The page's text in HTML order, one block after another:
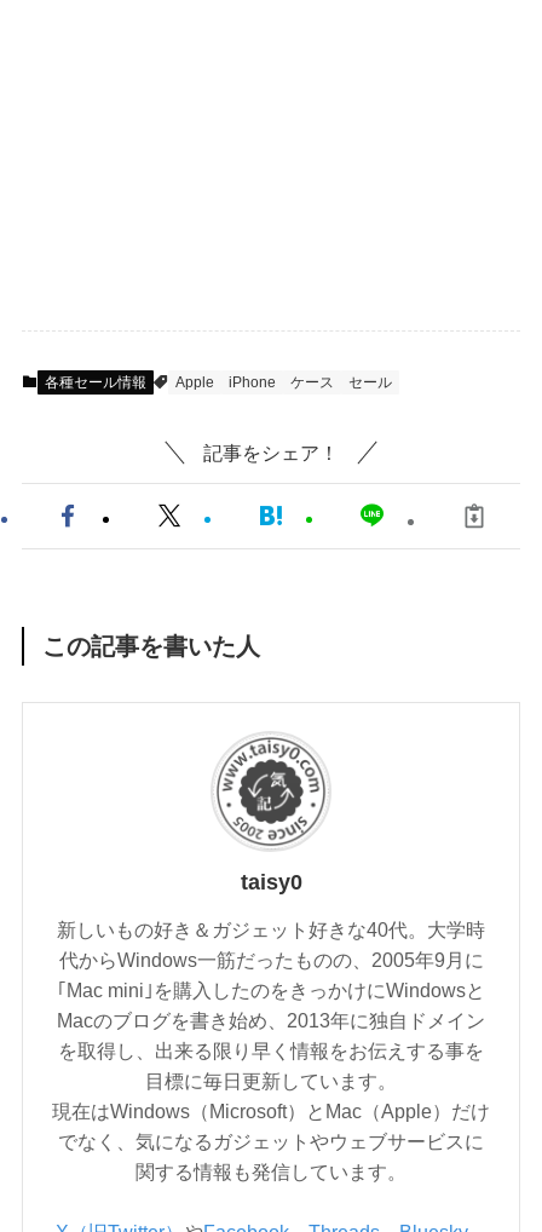
各種セール情報 Apple iPhone ケース セール
記事をシェア！
この記事を書いた人
taisy0
新しいもの好き＆ガジェット好きな40代。大学時
代からWindows一筋だったものの、2005年9月に
｢Mac mini｣を購入したのをきっかけにWindowsと
Macのブログを書き始め、2013年に独自ドメイン
を取得し、出来る限り早く情報をお伝えする事を
目標に毎日更新しています。
現在はWindows（Microsoft）とMac（Apple）だけ
でなく、気になるガジェットやウェブサービスに
関する情報も発信しています。